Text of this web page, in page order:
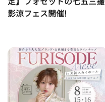
影涼フェス開催!